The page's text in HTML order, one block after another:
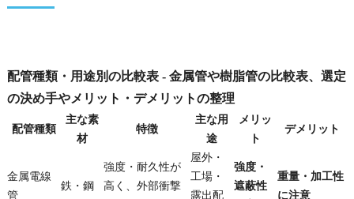
配管種類・用途別の比較表 - 金属管や樹脂管の比較表、選定
の決め手やメリット・デメリットの整理
配管種類
主な素
材
特徴
主な用
途
メリッ
ト
デメリット
金属電線
管
鉄・鋼
強度・耐久性が
高く、外部衝撃
屋外・
工場・
露出配
強度・
遮蔽性
重量・加工性
に注意